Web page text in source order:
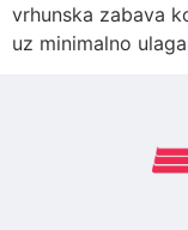
vrhunska zabava
uz minimalno